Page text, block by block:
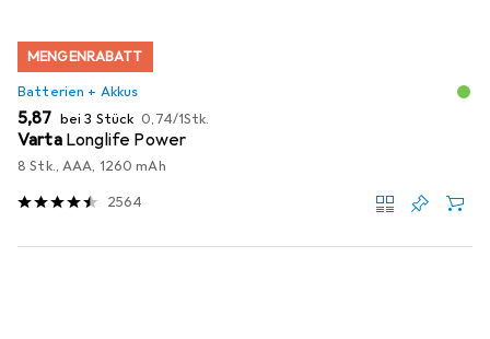
MENGENRABATT
Batterien + Akkus
EUR
5,87 bei 3 Stück EUR
0,74/1Stk.
Varta Longlife Power
8 Stk., AAA, 1260 mAh
2564